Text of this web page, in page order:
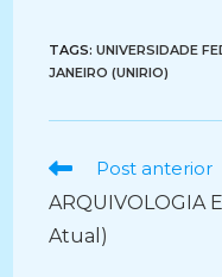
TAGS:UNIVERSIDADE
JANEIRO (UNIRIO)
Ler
artigos
Post anterior
ARQUIVOLOGIA
Atual)